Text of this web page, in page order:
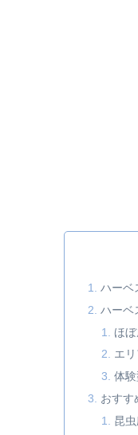
ハーベ
ハーベ
ほ
エ
体
おすす
昆